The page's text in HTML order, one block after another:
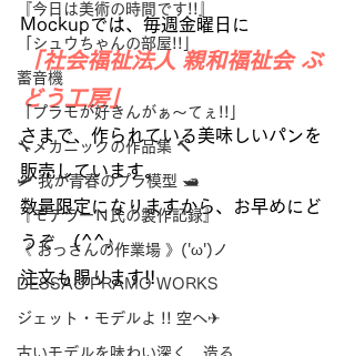
『今日は美術の時間です!!』
「シュウちゃんの部屋!!」
蓄音機
「プラモが好きんがぁ～てぇ!!」
🔧メカニックの作品集 🔨
🛩 我が青春のプラ模型 🛥
『モデラーＮ氏の製作記録』
《 おっさんの作業場 》('ω')ノ
DESSAU PRAMO WORKS
ジェット・モデルよ !! 空へ✈
古いモデルを味わい深く…造る
Mockupでは、毎週金曜日に
「社会福祉法人 親和福祉会 ぶ
どう工房」
さまで、作られている美味しいパンを
販売しています。
数量限定になりますから、お早めにど
うぞ　(^^♪
注文も賜ります!!